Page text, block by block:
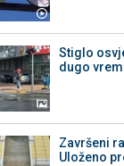
Stiglo
dugo
Završeni
Uloženo